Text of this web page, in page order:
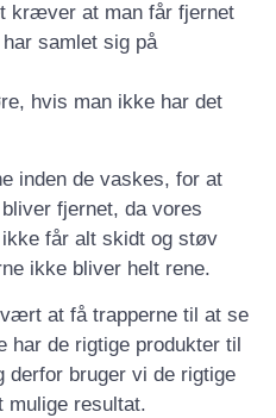
kræver at man får fjernet
samlet sig på
hvis man ikke har det
inden de vaskes, for at
fjernet, da vores
får alt skidt og støv
ikke bliver helt rene.
at få trapperne til at se
har de rigtige produkter til
derfor bruger vi de rigtige
resultat.